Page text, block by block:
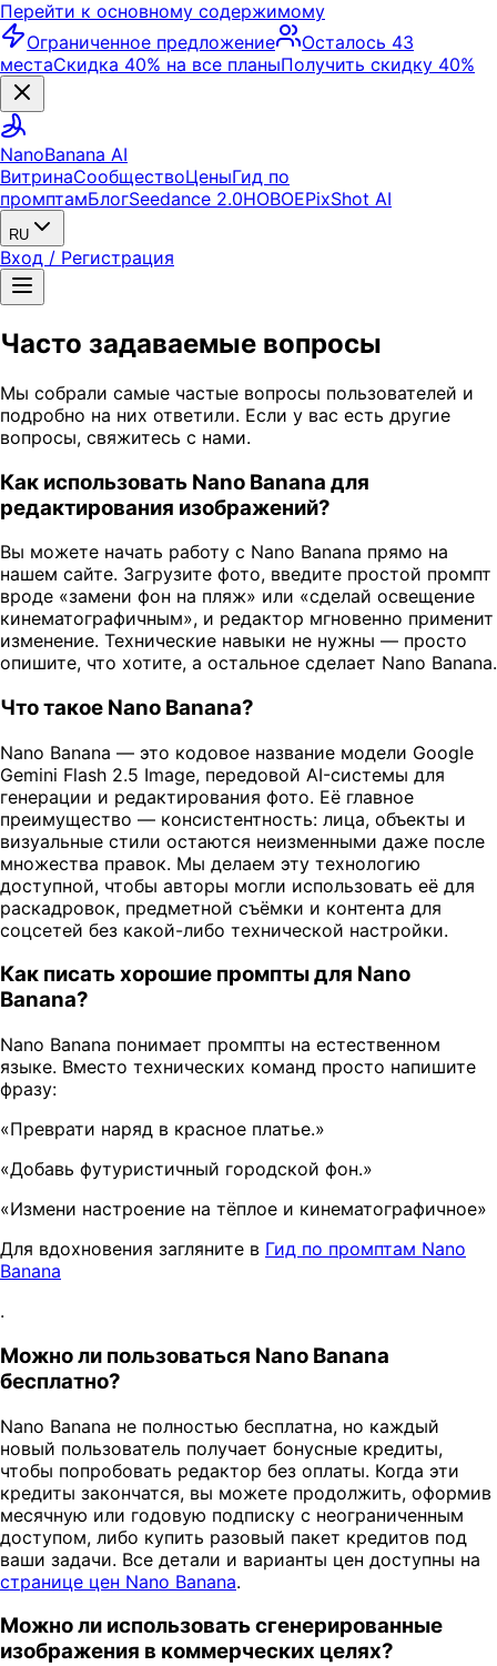
Перейти к основному содержимому
Ограниченное предложение
Осталось 43
местаСкидка 40% на все планыПолучить скидку 40%
NanoBanana AI
ВитринаСообществоЦеныГид по
промптамБлогSeedance 2.0НОВОЕPixShot AI
RU
Вход / Регистрация
Часто задаваемые вопросы
Мы собрали самые частые вопросы пользователей и
подробно на них ответили. Если у вас есть другие
вопросы, свяжитесь с нами.
Как использовать Nano Banana для
редактирования изображений?
Вы можете начать работу с Nano Banana прямо на
нашем сайте. Загрузите фото, введите простой промпт
вроде «замени фон на пляж» или «сделай освещение
кинематографичным», и редактор мгновенно применит
изменение. Технические навыки не нужны — просто
опишите, что хотите, а остальное сделает Nano Banana.
Что такое Nano Banana?
Nano Banana — это кодовое название модели Google
Gemini Flash 2.5 Image, передовой AI-системы для
генерации и редактирования фото. Её главное
преимущество — консистентность: лица, объекты и
визуальные стили остаются неизменными даже после
множества правок. Мы делаем эту технологию
доступной, чтобы авторы могли использовать её для
раскадровок, предметной съёмки и контента для
соцсетей без какой-либо технической настройки.
Как писать хорошие промпты для Nano
Banana?
Nano Banana понимает промпты на естественном
языке. Вместо технических команд просто напишите
фразу:
«Преврати наряд в красное платье.»
«Добавь футуристичный городской фон.»
«Измени настроение на тёплое и кинематографичное»
Для вдохновения загляните в Гид по промптам Nano
Banana
.
Можно ли пользоваться Nano Banana
бесплатно?
Nano Banana не полностью бесплатна, но каждый
новый пользователь получает бонусные кредиты,
чтобы попробовать редактор без оплаты. Когда эти
кредиты закончатся, вы можете продолжить, оформив
месячную или годовую подписку с неограниченным
доступом, либо купить разовый пакет кредитов под
ваши задачи. Все детали и варианты цен доступны на
странице цен Nano Banana.
Можно ли использовать сгенерированные
изображения в коммерческих целях?